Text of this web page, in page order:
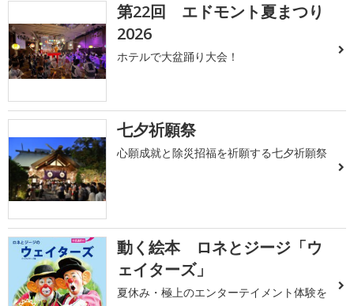
第22回 エドモント夏まつり
2026
ホテルで大盆踊り大会！
七夕祈願祭
心願成就と除災招福を祈願する七夕祈願祭
動く絵本 ロネとジージ「ウ
ェイターズ」
夏休み・極上のエンターテイメント体験を